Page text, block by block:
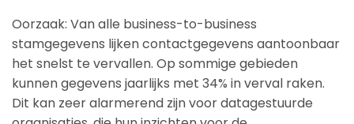
Oorzaak: Van alle business-to-business
stamgegevens lijken contactgegevens aantoonbaar
het snelst te vervallen. Op sommige gebieden
kunnen gegevens jaarlijks met 34% in verval raken.
Dit kan zeer alarmerend zijn voor datagestuurde